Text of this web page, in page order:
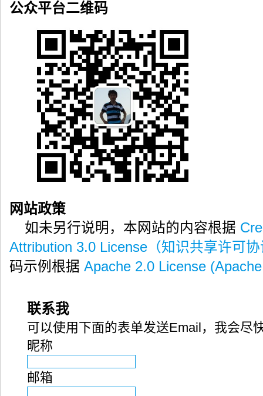
公众平台二维码
网站政策
如未另行说明，本网站的内容根据
Attribution 3.0 License（知识共享许可协
码示例根据 Apache 2.0 License
联系我
可以使用下面的表单发送Email，我会尽
昵称
邮箱